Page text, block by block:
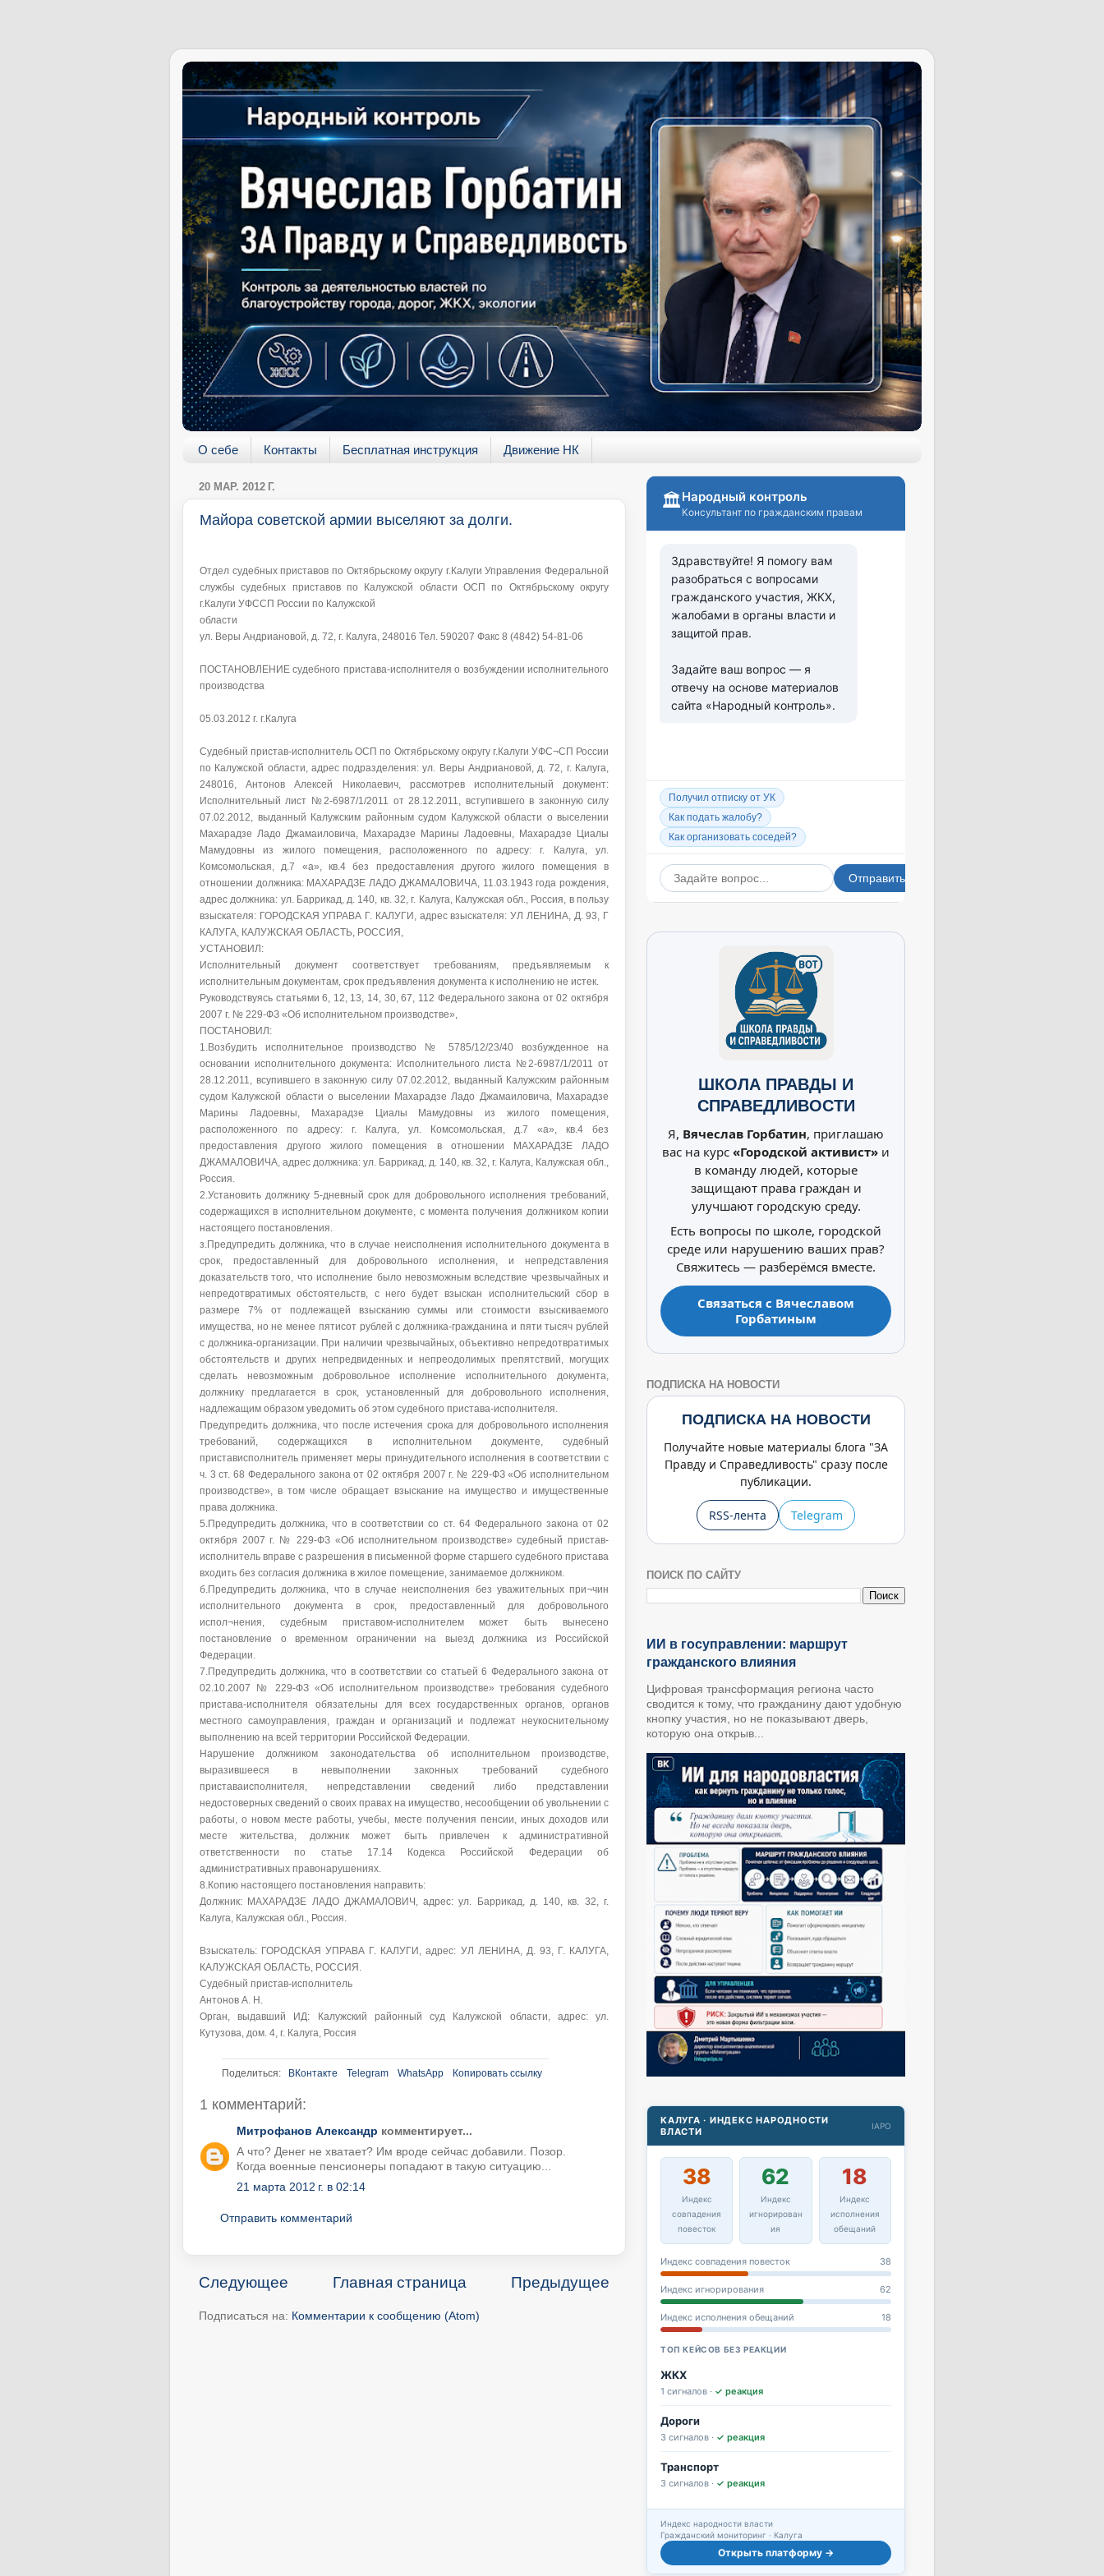
О себе Контакты Бесплатная инструкция Движение НК
20 МАР. 2012 Г.
Майора советской армии выселяют за долги.
Отдел судебных приставов по Октябрьскому округу г.Калуги Управления Федеральной
службы судебных приставов по Калужской области ОСП по Октябрьскому округу
г.Калуги УФССП России по Калужской
области
ул. Веры Андриановой, д. 72, г. Калуга, 248016 Тел. 590207 Факс 8 (4842) 54-81-06
ПОСТАНОВЛЕНИЕ судебного пристава-исполнителя о возбуждении исполнительного
производства
05.03.2012 г. г.Калуга
Судебный пристав-исполнитель ОСП по Октябрьскому округу г.Калуги УФС¬СП России
по Калужской области, адрес подразделения: ул. Веры Андриановой, д. 72, г. Калуга,
248016, Антонов Алексей Николаевич, рассмотрев исполнительный документ:
Исполнительный лист №2-6987/1/2011 от 28.12.2011, вступившего в законную силу
07.02.2012, выданный Калужским районным судом Калужской области о выселении
Махарадзе Ладо Джамаиловича, Махарадзе Марины Ладоевны, Махарадзе Циалы
Мамудовны из жилого помещения, расположенного по адресу: г. Калуга, ул.
Комсомольская, д.7 «а», кв.4 без предоставления другого жилого помещения в
отношении должника: МАХАРАДЗЕ ЛАДО ДЖАМАЛОВИЧА, 11.03.1943 года рождения,
адрес должника: ул. Баррикад, д. 140, кв. 32, г. Калуга, Калужская обл., Россия, в пользу
взыскателя: ГОРОДСКАЯ УПРАВА Г. КАЛУГИ, адрес взыскателя: УЛ ЛЕНИНА, Д. 93, Г
КАЛУГА, КАЛУЖСКАЯ ОБЛАСТЬ, РОССИЯ,
УСТАНОВИЛ:
Исполнительный документ соответствует требованиям, предъявляемым к
исполнительным документам, срок предъявления документа к исполнению не истек.
Руководствуясь статьями 6, 12, 13, 14, 30, 67, 112 Федерального закона от 02 октября
2007 г. № 229-ФЗ «Об исполнительном производстве»,
ПОСТАНОВИЛ:
1.Возбудить исполнительное производство № 5785/12/23/40 возбужденное на
основании исполнительного документа: Исполнительного листа №2-6987/1/2011 от
28.12.2011, всупившего в законную силу 07.02.2012, выданный Калужским районным
судом Калужской области о выселении Махарадзе Ладо Джамаиловича, Махарадзе
Марины Ладоевны, Махарадзе Циалы Мамудовны из жилого помещения,
расположенного по адресу: г. Калуга, ул. Комсомольская, д.7 «а», кв.4 без
предоставления другого жилого помещения в отношении МАХАРАДЗЕ ЛАДО
ДЖАМАЛОВИЧА, адрес должника: ул. Баррикад, д. 140, кв. 32, г. Калуга, Калужская обл.,
Россия.
2.Установить должнику 5-дневный срок для добровольного исполнения требований,
содержащихся в исполнительном документе, с момента получения должником копии
настоящего постановления.
з.Предупредить должника, что в случае неисполнения исполнительного документа в
срок, предоставленный для добровольного исполнения, и непредставления
доказательств того, что исполнение было невозможным вследствие чрезвычайных и
непредотвратимых обстоятельств, с него будет взыскан исполнительский сбор в
размере 7% от подлежащей взысканию суммы или стоимости взыскиваемого
имущества, но не менее пятисот рублей с должника-гражданина и пяти тысяч рублей
с должника-организации. При наличии чрезвычайных, объективно непредотвратимых
обстоятельств и других непредвиденных и непреодолимых препятствий, могущих
сделать невозможным добровольное исполнение исполнительного документа,
должнику предлагается в срок, установленный для добровольного исполнения,
надлежащим образом уведомить об этом судебного пристава-исполнителя.
Предупредить должника, что после истечения срока для добровольного исполнения
требований, содержащихся в исполнительном документе, судебный
пристависполнитель применяет меры принудительного исполнения в соответствии с
ч. 3 ст. 68 Федерального закона от 02 октября 2007 г. № 229-ФЗ «Об исполнительном
производстве», в том числе обращает взыскание на имущество и имущественные
права должника.
5.Предупредить должника, что в соответствии со ст. 64 Федерального закона от 02
октября 2007 г. № 229-ФЗ «Об исполнительном производстве» судебный пристав-
исполнитель вправе с разрешения в письменной форме старшего судебного пристава
входить без согласия должника в жилое помещение, занимаемое должником.
б.Предупредить должника, что в случае неисполнения без уважительных при¬чин
исполнительного документа в срок, предоставленный для добровольного
испол¬нения, судебным приставом-исполнителем может быть вынесено
постановление о временном ограничении на выезд должника из Российской
Федерации.
7.Предупредить должника, что в соответствии со статьей 6 Федерального закона от
02.10.2007 № 229-ФЗ «Об исполнительном производстве» требования судебного
пристава-исполнителя обязательны для всех государственных органов, органов
местного самоуправления, граждан и организаций и подлежат неукоснительному
выполнению на всей территории Российской Федерации.
Нарушение должником законодательства об исполнительном производстве,
выразившееся в невыполнении законных требований судебного
приставаисполнителя, непредставлении сведений либо представлении
недостоверных сведений о своих правах на имущество, несообщении об увольнении с
работы, о новом месте работы, учебы, месте получения пенсии, иных доходов или
месте жительства, должник может быть привлечен к административной
ответственности по статье 17.14 Кодекса Российской Федерации об
административных правонарушениях.
8.Копию настоящего постановления направить:
Должник: МАХАРАДЗЕ ЛАДО ДЖАМАЛОВИЧ, адрес: ул. Баррикад, д. 140, кв. 32, г.
Калуга, Калужская обл., Россия.
Взыскатель: ГОРОДСКАЯ УПРАВА Г. КАЛУГИ, адрес: УЛ ЛЕНИНА, Д. 93, Г. КАЛУГА,
КАЛУЖСКАЯ ОБЛАСТЬ, РОССИЯ.
Судебный пристав-исполнитель
Антонов А. Н.
Орган, выдавший ИД: Калужский районный суд Калужской области, адрес: ул.
Кутузова, дом. 4, г. Калуга, Россия
Поделиться: ВКонтакте Telegram WhatsApp Копировать ссылку
1 комментарий:
Митрофанов Александр комментирует...
А что? Денег не хватает? Им вроде сейчас добавили. Позор.
Когда военные пенсионеры попадают в такую ситуацию...
21 марта 2012 г. в 02:14
Отправить комментарий
Следующее Предыдущее
Главная страница
Подписаться на: Комментарии к сообщению (Atom)
ШКОЛА ПРАВДЫ И
СПРАВЕДЛИВОСТИ
Я, Вячеслав Горбатин, приглашаю
вас на курс «Городской активист» и
в команду людей, которые
защищают права граждан и
улучшают городскую среду.
Есть вопросы по школе, городской
среде или нарушению ваших прав?
Свяжитесь — разберёмся вместе.
Связаться с Вячеславом
Горбатиным
ПОДПИСКА НА НОВОСТИ
ПОДПИСКА НА НОВОСТИ
Получайте новые материалы блога "ЗА
Правду и Справедливость" сразу после
публикации.
RSS-лента Telegram
ПОИСК ПО САЙТУ
ИИ в госуправлении: маршрут
гражданского влияния
Цифровая трансформация региона часто
сводится к тому, что гражданину дают удобную
кнопку участия, но не показывают дверь,
которую она открыв...
КАЛУГА · ИНДЕКС НАРОДНОСТИ
ВЛАСТИ
IAPO
38
Индекс
совпадения
повесток
62
Индекс
игнорирован
ия
18
Индекс
исполнения
обещаний
Индекс совпадения повесток 38
Индекс игнорирования 62
Индекс исполнения обещаний 18
ТОП КЕЙСОВ БЕЗ РЕАКЦИИ
ЖКХ
1 сигналов · ✓ реакция
Дороги
3 сигналов · ✓ реакция
Транспорт
3 сигналов · ✓ реакция
Индекс народности власти
Гражданский мониторинг · Калуга
Открыть платформу →